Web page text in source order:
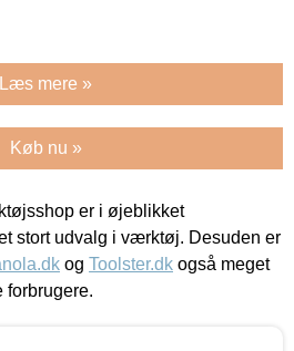
Læs mere »
Køb nu »
er i øjeblikket
stort udvalg i værktøj. Desuden er
og Toolster.dk også meget